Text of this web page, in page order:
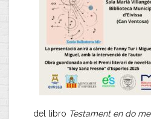
del libro Testament en do